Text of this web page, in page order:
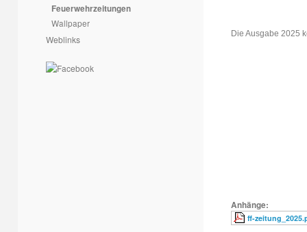
Feuerwehrzeitungen
Wallpaper
Weblinks
Die Ausgabe 2025
Anhänge:
ff-